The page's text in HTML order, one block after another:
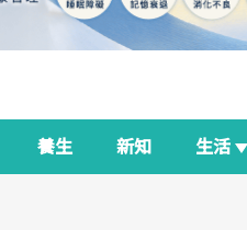
養生 新知 生活